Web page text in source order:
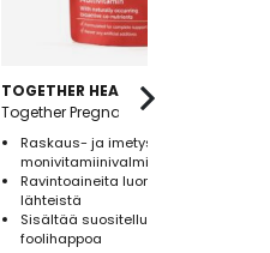
TOGETHER HEALTH
Together Pregnancy Multi 60 Kaps
Raskaus- ja imetysajan
monivitamiinivalmiste
Ravintoaineita luonnollisista
lähteistä
Sisältää suositellun 400 mcg
foolihappoa